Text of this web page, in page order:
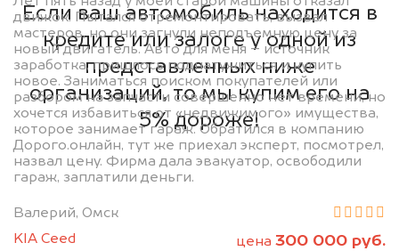
движок. Пытался отремонтировать, вызвал
мастеров, но они загнули неподъемную цену за
новый двигатель. Авто для меня – источник
заработка, пришлось поднатужиться и купить
новое. Заниматься поиском покупателей или
разбором на запчасти совершенно нет времени, но
хочется избавиться от «недвижимого» имущества,
которое занимает гараж. Обратился в компанию
Дорого.онлайн, тут же приехал эксперт, посмотрел,
назвал цену. Фирма дала эвакуатор, освободили
гараж, заплатили деньги.
Валерий, Омск
KIA Ceed
цена 300 000 руб.
Если ваш автомобиль находится в
кредите или залоге у одной из
представленных ниже
организаций, то мы купим его на
5% дороже!